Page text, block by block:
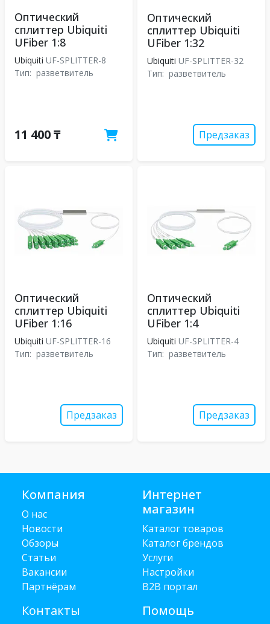
Оптический
сплиттер Ubiquiti
UFiber 1:8
Ubiquiti UF-SPLITTER-8
Тип: разветвитель
11 400 ₸
Оптический
сплиттер Ubiquiti
UFiber 1:32
Ubiquiti UF-SPLITTER-32
Тип: разветвитель
Предзаказ
Оптический
сплиттер Ubiquiti
UFiber 1:16
Ubiquiti UF-SPLITTER-16
Тип: разветвитель
Предзаказ
Оптический
сплиттер Ubiquiti
UFiber 1:4
Ubiquiti UF-SPLITTER-4
Тип: разветвитель
Предзаказ
Компания
О нас
Новости
Обзоры
Статьи
Вакансии
Партнёрам
Контакты
Интернет
магазин
Каталог товаров
Каталог брендов
Услуги
Настройки
B2B портал
Помощь